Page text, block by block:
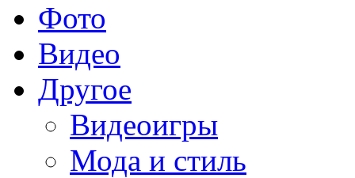
Фото
Видео
Другое
Видеоигры
Мода и стиль